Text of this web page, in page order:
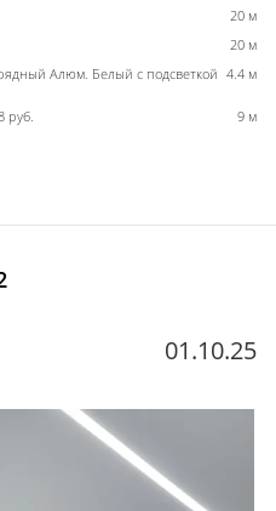
20 м
20 м
Алюм. Белый с подсветкой 4.4 м
руб. 9 м
01.10.25